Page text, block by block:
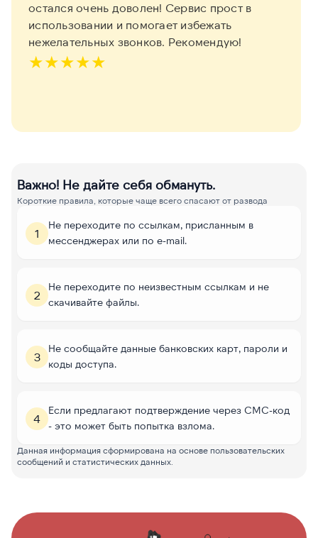
остался очень доволен! Сервис прост в
использовании и помогает избежать
нежелательных звонков. Рекомендую!
★★★★★
Важно! Не дайте себя обмануть.
Короткие правила, которые чаще всего спасают от развода
1
Не переходите по ссылкам, присланным в
мессенджерах или по e-mail.
2
Не переходите по неизвестным ссылкам и не
скачивайте файлы.
3
Не сообщайте данные банковских карт, пароли и
коды доступа.
4
Если предлагают подтверждение через СМС-код
- это может быть попытка взлома.
Данная информация сформирована на основе пользовательских
сообщений и статистических данных.